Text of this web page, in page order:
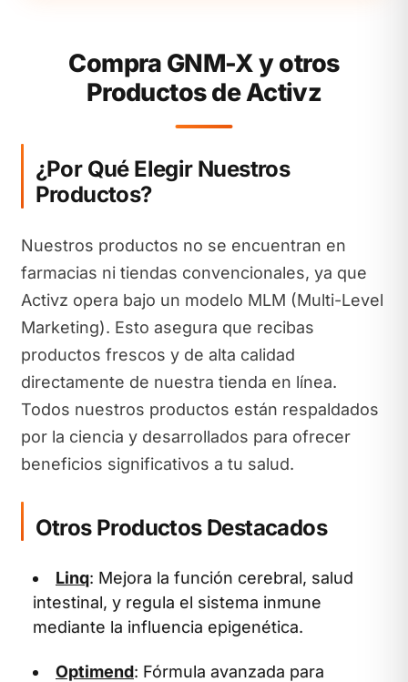
Compra GNM-X y otros
Productos de Activz
¿Por Qué Elegir Nuestros
Productos?
Nuestros productos no se encuentran en
farmacias ni tiendas convencionales, ya que
Activz opera bajo un modelo MLM (Multi-Level
Marketing). Esto asegura que recibas
productos frescos y de alta calidad
directamente de nuestra tienda en línea.
Todos nuestros productos están respaldados
por la ciencia y desarrollados para ofrecer
beneficios significativos a tu salud.
Otros Productos Destacados
Linq: Mejora la función cerebral, salud
intestinal, y regula el sistema inmune
mediante la influencia epigenética.
Optimend: Fórmula avanzada para